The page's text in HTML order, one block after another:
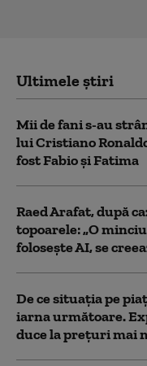
Ultimele știri
Mii de fani s-au
lui Cristiano
fost Fabio şi Fatima
Raed Arafat, după
topoarele: „O
folosește AI, se
De ce situaţia pe
iarna următoare.
duce la preţuri mai